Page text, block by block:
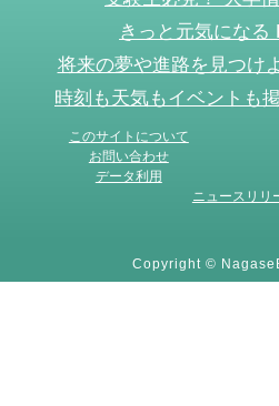
きっと元気になる
将来の夢や進路を見つけ
時刻も天気もイベントも
このサイトについて
お問い合わせ
データ利用
ニュースリリ
Copyright ©